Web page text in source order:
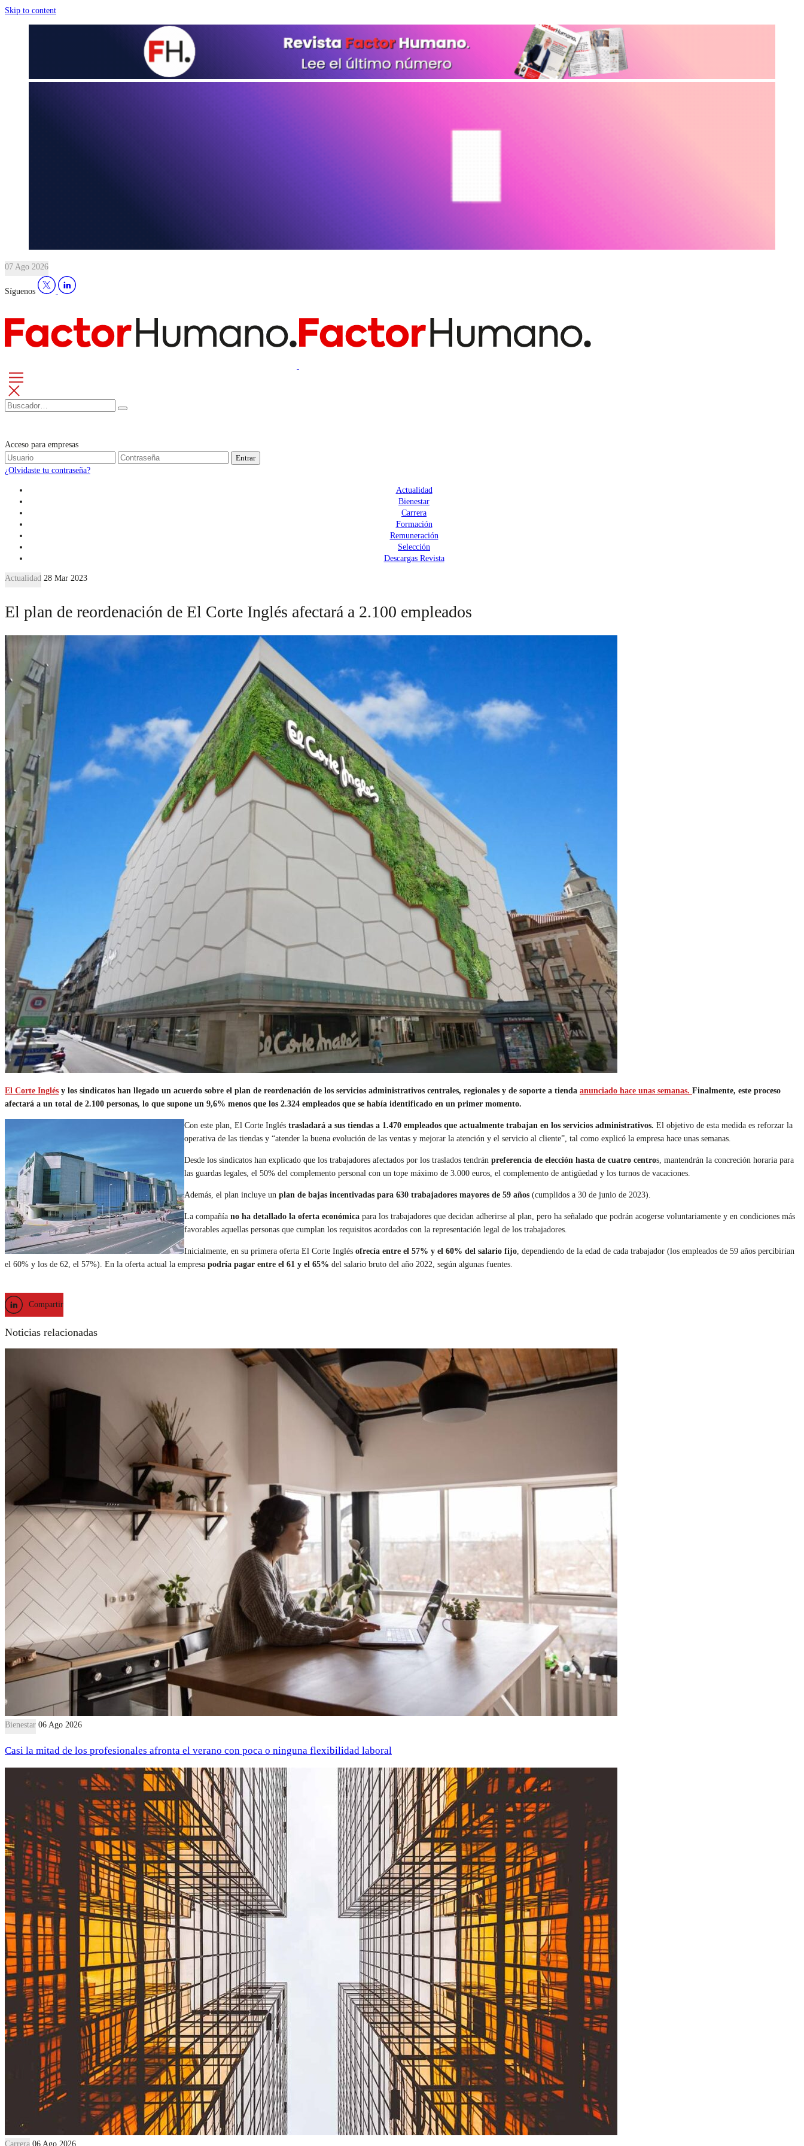
Skip to content
07 Ago 2026
Síguenos
Acceso para empresas
Entrar
¿Olvidaste tu contraseña?
Actualidad
Bienestar
Carrera
Formación
Remuneración
Selección
Descargas Revista
Actualidad 28 Mar 2023
El plan de reordenación de El Corte Inglés afectará a 2.100 empleados
El Corte Inglés y los sindicatos han llegado un acuerdo sobre el plan de reordenación de los servicios administrativos centrales, regionales y de soporte a tienda anunciado hace unas semanas. Finalmente, este proceso
afectará a un total de 2.100 personas, lo que supone un 9,6% menos que los 2.324 empleados que se había identificado en un primer momento.
Con este plan, El Corte Inglés trasladará a sus tiendas a 1.470 empleados que actualmente trabajan en los servicios administrativos. El objetivo de esta medida es reforzar la
operativa de las tiendas y “atender la buena evolución de las ventas y mejorar la atención y el servicio al cliente”, tal como explicó la empresa hace unas semanas.
Desde los sindicatos han explicado que los trabajadores afectados por los traslados tendrán preferencia de elección hasta de cuatro centros, mantendrán la concreción horaria para
las guardas legales, el 50% del complemento personal con un tope máximo de 3.000 euros, el complemento de antigüedad y los turnos de vacaciones.
Además, el plan incluye un plan de bajas incentivadas para 630 trabajadores mayores de 59 años (cumplidos a 30 de junio de 2023).
La compañía no ha detallado la oferta económica para los trabajadores que decidan adherirse al plan, pero ha señalado que podrán acogerse voluntariamente y en condiciones más
favorables aquellas personas que cumplan los requisitos acordados con la representación legal de los trabajadores.
Inicialmente, en su primera oferta El Corte Inglés ofrecía entre el 57% y el 60% del salario fijo , dependiendo de la edad de cada trabajador (los empleados de 59 años percibirían
el 60% y los de 62, el 57%). En la oferta actual la empresa podría pagar entre el 61 y el 65% del salario bruto del año 2022, según algunas fuentes.
Compartir
Noticias relacionadas
Bienestar 06 Ago 2026
Casi la mitad de los profesionales afronta el verano con poca o ninguna flexibilidad laboral
Carrera 06 Ago 2026